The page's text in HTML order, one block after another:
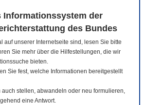
Informationssystem der
des Bundes
auf unserer Internetseite sind, lesen Sie bitte
Sie mehr über die Hilfestellungen, die wir
bieten.
Sie fest, welche Informationen bereitgestellt
auch stellen, abwandeln oder neu formulieren,
eine Antwort.